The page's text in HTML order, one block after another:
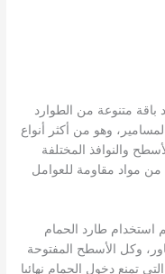
باقة متنوعة من الطوارد
وهو من أكثر أنواع
والنوافذ المختلفة
مواد مقاومة للعوامل
استخدام طارد الحمام
وكل الأسطح المفتوحة
تمنع دخول الحمام نهائيا